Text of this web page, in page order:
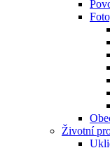
Životní